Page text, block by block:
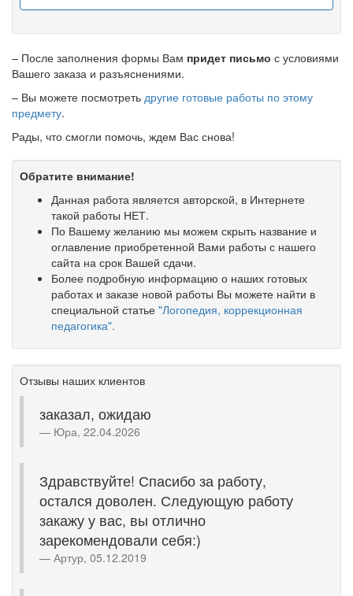
– После заполнения формы Вам придет письмо с условиями
Вашего заказа и разъяснениями.
– Вы можете посмотреть другие готовые работы по этому
предмету.
Рады, что смогли помочь, ждем Вас снова!
Обратите внимание!
Данная работа является авторской, в Интернете
такой работы НЕТ.
По Вашему желанию мы можем скрыть название и
оглавление приобретенной Вами работы с нашего
сайта на срок Вашей сдачи.
Более подробную информацию о наших готовых
работах и заказе новой работы Вы можете найти в
специальной статье "Логопедия, коррекционная
педагогика".
Отзывы наших клиентов
заказал, ожидаю
Юра, 22.04.2026
Здравствуйте! Спасибо за работу,
остался доволен. Следующую работу
закажу у вас, вы отлично
зарекомендовали себя:)
Артур, 05.12.2019